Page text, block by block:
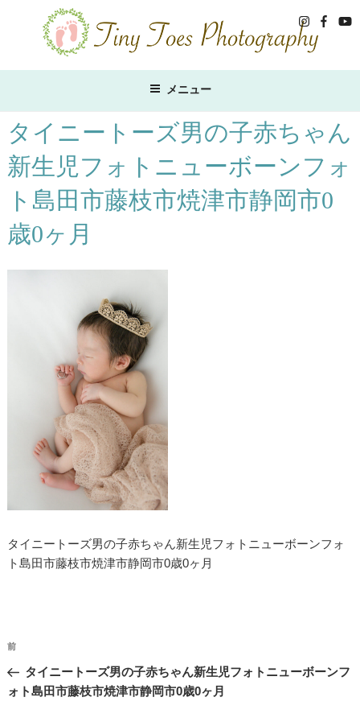
ン
キ
ッ
メニュー
タイニートーズ男の子赤ちゃん
新生児フォトニューボーンフォ
ト島田市藤枝市焼津市静岡市0
歳0ヶ月
タイニートーズ男の子赤ちゃん新生児フォトニューボーンフォ
ト島田市藤枝市焼津市静岡市0歳0ヶ月
投
稿
ナ
過
去
の
前
タイニートーズ男の子赤ちゃん新生児フォトニューボーンフ
ォト島田市藤枝市焼津市静岡市0歳0ヶ月